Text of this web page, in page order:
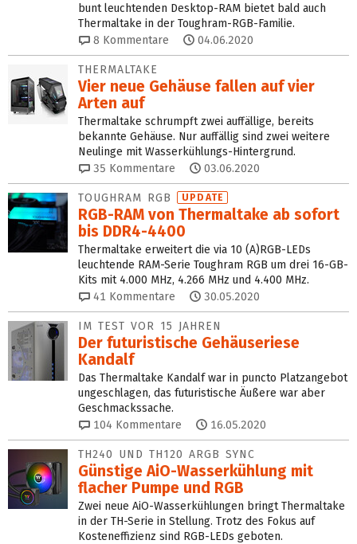
bunt leuchtenden Desktop-RAM bietet bald auch
Thermaltake in der Toughram-RGB-Familie.
8 Kommentare 04.06.2020
THERMALTAKE
Vier neue Gehäuse fallen auf vier
Arten auf
Thermaltake schrumpft zwei auffällige, bereits
bekannte Gehäuse. Nur auffällig sind zwei weitere
Neulinge mit Wasserkühlungs-Hintergrund.
35 Kommentare 03.06.2020
TOUGHRAM RGB UPDATE
RGB-RAM von Thermaltake ab sofort
bis DDR4-4400
Thermaltake erweitert die via 10 (A)RGB-LEDs
leuchtende RAM-Serie Toughram RGB um drei 16-GB-
Kits mit 4.000 MHz, 4.266 MHz und 4.400 MHz.
41 Kommentare 30.05.2020
IM TEST VOR 15 JAHREN
Der futuristische Gehäuseriese
Kandalf
Das Thermaltake Kandalf war in puncto Platzangebot
ungeschlagen, das futuristische Äußere war aber
Geschmackssache.
104 Kommentare 16.05.2020
TH240 UND TH120 ARGB SYNC
Günstige AiO-Wasserkühlung mit
flacher Pumpe und RGB
Zwei neue AiO-Wasserkühlungen bringt Thermaltake
in der TH-Serie in Stellung. Trotz des Fokus auf
Kosteneffizienz sind RGB-LEDs geboten.